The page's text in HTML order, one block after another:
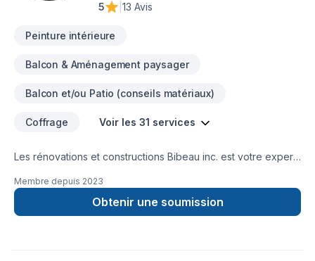
5
13 Avis
Peinture intérieure
Balcon & Aménagement paysager
Balcon et/ou Patio (conseils matériaux)
Coffrage Voir les 31 services
Les rénovations et constructions Bibeau inc. est votre expert
Drain français, Entretien commercial, Entretien ménager,
Excavation, Fissures, Fondations, Maçonnerie, Margelle,
Plancher, Salle de bain, Sous-sol dans les secteurs de Centre
Membre depuis 2023
Obtenir une soumission